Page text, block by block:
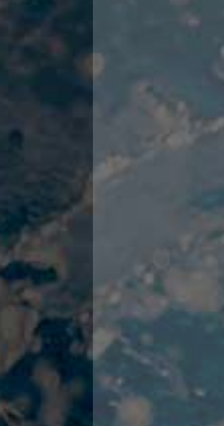
Campionato A2
Campionato A2
Campionato B
Storico Campionati
Finali Giovanili
Trofei delle Regioni
CoMeN Cup
Eventi
Norme e documenti
Risultati e
Azzurri
News
Flash News